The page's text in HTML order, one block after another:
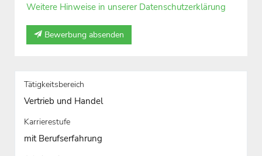
Weitere Hinweise in unserer Datenschutzerklärung
Bewerbung absenden
Tätigkeitsbereich
Vertrieb und Handel
Karrierestufe
mit Berufserfahrung